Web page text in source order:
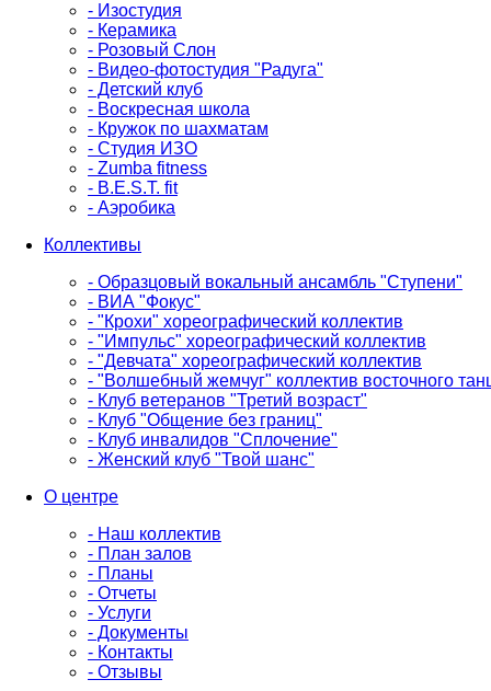
- Изостудия
- Керамика
- Розовый Слон
- Видео-фотостудия "Радуга"
- Детский клуб
- Воскресная школа
- Кружок по шахматам
- Студия ИЗО
- Zumba fitness
- B.E.S.T. fit
- Аэробика
Коллективы
- Образцовый вокальный ансамбль "Ступени"
- ВИА "Фокус"
- "Крохи" хореографический коллектив
- "Импульс" хореографический коллектив
- "Девчата" хореографический коллектив
- "Волшебный жемчуг" коллектив восточного
- Клуб ветеранов "Третий возраст"
- Клуб "Общение без границ"
- Клуб инвалидов "Сплочение"
- Женский клуб "Твой шанс"
О центре
- Наш коллектив
- План залов
- Планы
- Отчеты
- Услуги
- Документы
- Контакты
- Отзывы